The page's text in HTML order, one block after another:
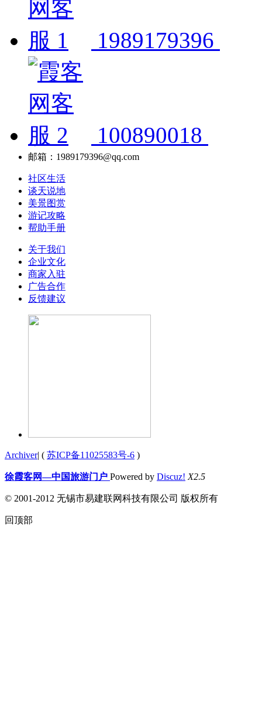
1989179396
100890018
邮箱：1989179396@qq.com
社区生活
谈天说地
美景图赏
游记攻略
帮助手册
关于我们
企业文化
商家入驻
广告合作
反馈建议
Archiver| ( 苏ICP备11025583号-6 )
徐霞客网—中国旅游门户 Powered by Discuz! X2.5
© 2001-2012 无锡市易建联网科技有限公司 版权所有
回顶部